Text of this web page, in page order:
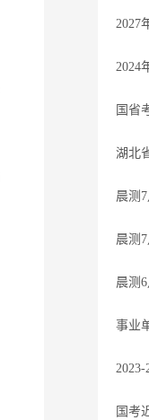
2027
2024
国省
湖北
晨测
晨测
晨测
事业
国考